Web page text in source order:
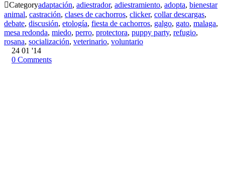
Categoryadaptación, adiestrador, adiestramiento, adopta, bienestar
animal, castración, clases de cachorros, clicker, collar descargas,
debate, discusión, etología, fiesta de cachorros, galgo, gato, malaga,
mesa redonda, miedo, perro, protectora, puppy party, refugio,
rosana, socialización, veterinario, voluntario
24 01 '14
0 Comments